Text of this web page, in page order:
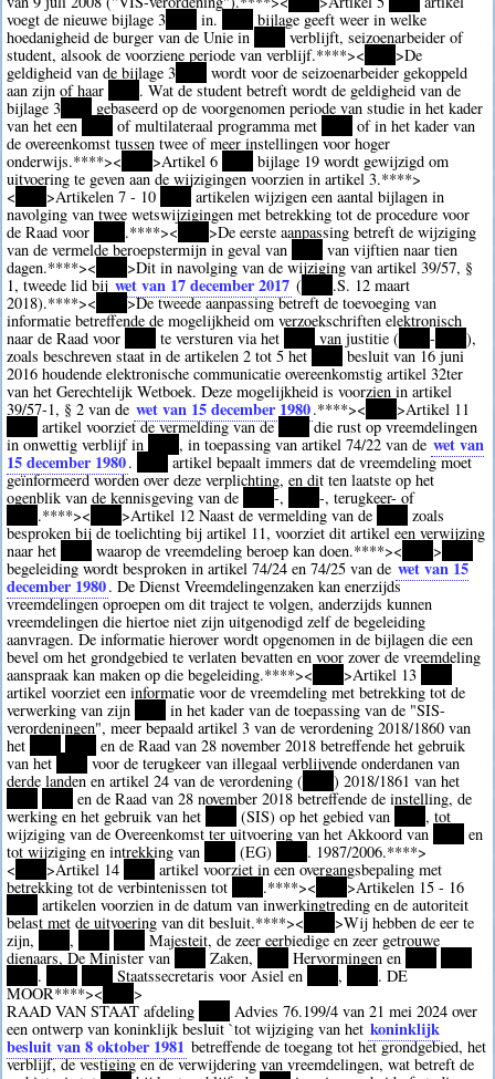
voegt de nieuwe bijlage 3
in.
bijlage geeft weer in welke
hoedanigheid de burger van de Unie in
verblijft, seizoenarbeider of
student, alsook de voorziene periode van verblijf.****><
>De
geldigheid van de bijlage 3
wordt voor de seizoenarbeider gekoppeld
aan zijn of haar
. Wat de student betreft wordt de geldigheid van de
bijlage 3
gebaseerd op de voorgenomen periode van studie in het kader
van het een
of multilateraal programma met
of in het kader van
de overeenkomst tussen twee of meer instellingen voor hoger
onderwijs.****>< >Artikel 6
bijlage 19 wordt gewijzigd om
uitvoering te geven aan de wijzigingen voorzien in artikel 3.****>
<
>Artikelen 7 - 10
artikelen wijzigen een aantal bijlagen in
navolging van twee wetswijzigingen met betrekking tot de procedure voor
de Raad voor
.****><
>De eerste aanpassing betreft de wijziging
van de vermelde beroepstermijn in geval van
van vijftien naar tien
dagen.****><
>Dit in navolging van de wijziging van artikel 39/57, §
1, tweede lid bijwet van 17 december 2017 (
.S. 12 maart
2018).****>< ****>De tweede aanpassing betreft de toevoeging van
informatie betreffende de mogelijkheid om verzoekschriften elektronisch
naar de Raad voor
te versturen via het van justitie ( ****- ****),
zoals beschreven staat in de artikelen 2 tot 5 het
besluit van 16 juni
2016 houdende elektronische communicatie overeenkomstig artikel 32ter
van het Gerechtelijk Wetboek. Deze mogelijkheid is voorzien in artikel
39/57-1, § 2 van de wet van 15 december 1980.****><
>Artikel 11
artikel voorziet de vermelding van de ****die rust op vreemdelingen
in onwettig verblijf in
****, in toepassing van artikel 74/22 van de wet van
15 december 1980. ****artikel bepaalt immers dat de vreemdeling moet
geïnformeerd worden over deze verplichting, en dit ten laatste op het
ogenblik van de kennisgeving van de
****-, ****-, terugkeer- of
.****>< >Artikel 12 Naast de vermelding van de
zoals
besproken bij de toelichting bij artikel 11, voorziet dit artikel een verwijzing
naar het
waarop de vreemdeling beroep kan doen.****>< >
begeleiding wordt besproken in artikel 74/24 en 74/25 van de wet van 15
december 1980. De Dienst Vreemdelingenzaken kan enerzijds
vreemdelingen oproepen om dit traject te volgen, anderzijds kunnen
vreemdelingen die hiertoe niet zijn uitgenodigd zelf de begeleiding
aanvragen. De informatie hierover wordt opgenomen in de bijlagen die een
bevel om het grondgebied te verlaten bevatten en voor zover de vreemdeling
aanspraak kan maken op die begeleiding.****>< >Artikel 13
artikel voorziet een informatie voor de vreemdeling met betrekking tot de
verwerking van zijn
in het kader van de toepassing van de "SIS-
verordeningen", meer bepaald artikel 3 van de verordening 2018/1860 van
het
en de Raad van 28 november 2018 betreffende het gebruik
van het ****voor de terugkeer van illegaal verblijvende onderdanen van
derde landen en artikel 24 van de verordening ( ****) 2018/1861 van het
en de Raad van 28 november 2018 betreffende de instelling, de
werking en het gebruik van het
(SIS) op het gebied van ****, tot
wijziging van de Overeenkomst ter uitvoering van het Akkoord van
en
tot wijziging en intrekking van
(EG) . 1987/2006.****>
<
>Artikel 14
artikel voorziet in een overgangsbepaling met
betrekking tot de verbintenissen tot
.****><
>Artikelen 15 - 16
artikelen voorzien in de datum van inwerkingtreding en de autoriteit
belast met de uitvoering van dit besluit.****><
>Wij hebben de eer te
zijn,
****,
Majesteit, de zeer eerbiedige en zeer getrouwe
dienaars, De Minister van
Zaken, Hervormingen en
. Staatssecretaris voor Asiel en ****,
. DE
MOOR****><
>
RAAD VAN STAAT afdeling
Advies 76.199/4 van 21 mei 2024 over
een ontwerp van koninklijk besluit `tot wijziging van het koninklijk
besluit van 8 oktober 1981 betreffende de toegang tot het grondgebied, het
verblijf, de vestiging en de verwijdering van vreemdelingen, wat betreft de